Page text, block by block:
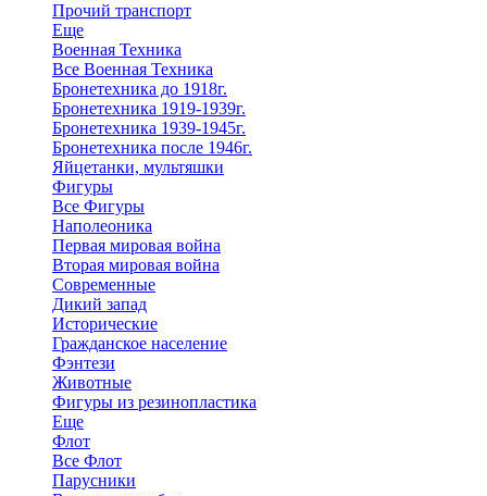
Прочий транспорт
Еще
Военная Техника
Все Военная Техника
Бронетехника до 1918г.
Бронетехника 1919-1939г.
Бронетехника 1939-1945г.
Бронетехника после 1946г.
Яйцетанки, мультяшки
Фигуры
Все Фигуры
Наполеоника
Первая мировая война
Вторая мировая война
Современные
Дикий запад
Исторические
Гражданское население
Фэнтези
Животные
Фигуры из резинопластика
Еще
Флот
Все Флот
Парусники